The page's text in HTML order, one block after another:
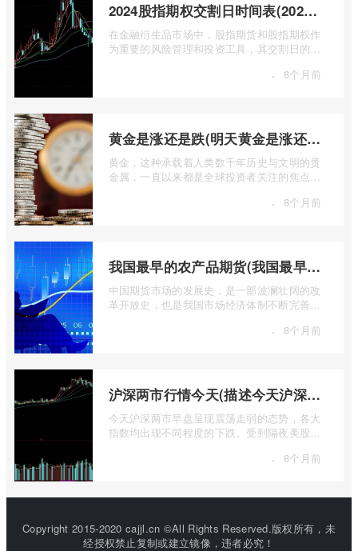
2024股指期权交割日时间表(2024股指期货交割日)
在金融衍生品市场中，股指期货和股指期权作
为重要的风险管理和投资工具，其交割日的设
· 8个月前
黄金是涨还是跌(明天黄金是涨还是跌)
黄金，这种承载着人类数千年历史与文明的贵
金属，一直以来都是全球投资者关注的焦点。
· 8个月前
我国最早的农产品期货(我国最早的农产品期货交易合约的品种是)
中国期货市场的发展史，是一部波澜壮阔的改
革开放史，也是我国市场经济体制不断完善的
· 8个月前
沪深两市行情今天(描述今天沪深两市早盘交易情况)
今天沪深两市早盘呈现震荡走弱的态势，各大
指数均出现不同程度的下跌。受到隔夜美股下
· 8个月前
Copyright 2015-2020 cajjl.cn ©All Rights Reserved.版权所有，未
经授权禁止复制或建立镜像，违者必究！